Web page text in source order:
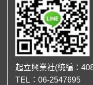
起立興業社(統編：
TEL：06-2547695